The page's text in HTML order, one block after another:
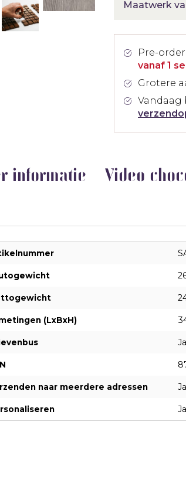
Maatwerk
Pre-
vanaf 1
Grotere
Vandaag
informatie
Video
(LxBxH)
Ja
naar meerdere adressen Ja
Ja